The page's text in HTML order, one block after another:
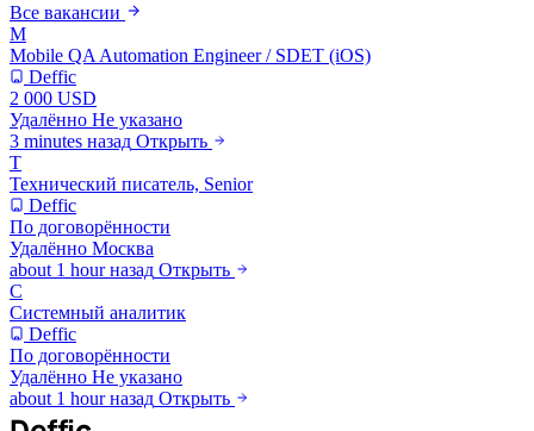
Все вакансии
M
Mobile QA Automation Engineer / SDET (iOS)
Deffic
2 000 USD
Удалённо Не указано
3 minutes назад Открыть
Т
Технический писатель, Senior
Deffic
По договорённости
Удалённо Москва
about 1 hour назад Открыть
С
Системный аналитик
Deffic
По договорённости
Удалённо Не указано
about 1 hour назад Открыть